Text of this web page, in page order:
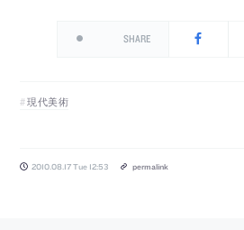
SHARE
現代美術
2010.08.17 Tue 12:53 permalink